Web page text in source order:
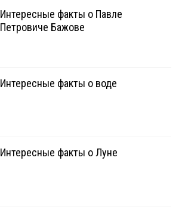
Интересные факты о Павле
Петровиче Бажове
Интересные факты о воде
Интересные факты о Луне